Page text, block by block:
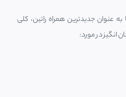
عنوان جدیدترین همراه راتین، کلی
انگیز در مورد: